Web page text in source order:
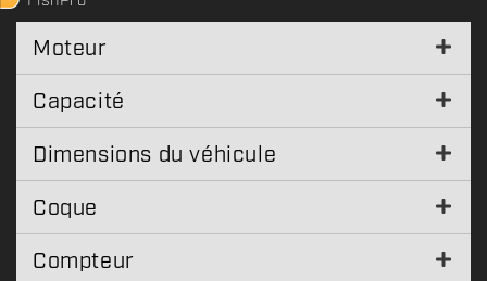
Moteur
Capacité
Dimensions du véhicule
Coque
Compteur